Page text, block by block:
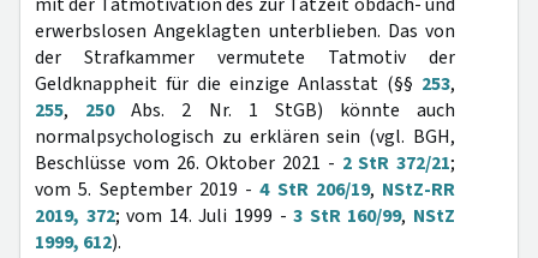
erwerbslosen Angeklagten unterblieben. Das von
der Strafkammer vermutete Tatmotiv der
Geldknappheit für die einzige Anlasstat (§§ 253,
255, 250Abs. 2 Nr. 1 StGB) könnte auch
normalpsychologisch zu erklären sein (vgl. BGH,
Beschlüsse vom 26. Oktober 2021 - 2 StR 372/21;
vom 5. September 2019 -4 StR 206/19, NStZ-RR
2019, 372; vom 14. Juli 1999 -3 StR 160/99, NStZ
1999, 612).